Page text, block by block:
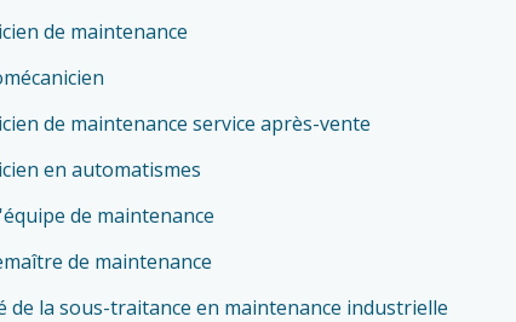
de maintenance
de maintenance service après-vente
en automatismes
de maintenance
de maintenance
de la sous-traitance en maintenance industrielle